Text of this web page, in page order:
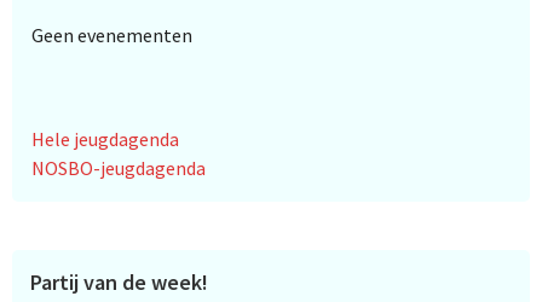
Geen evenementen
Hele jeugdagenda
NOSBO-jeugdagenda
Partij van de week!